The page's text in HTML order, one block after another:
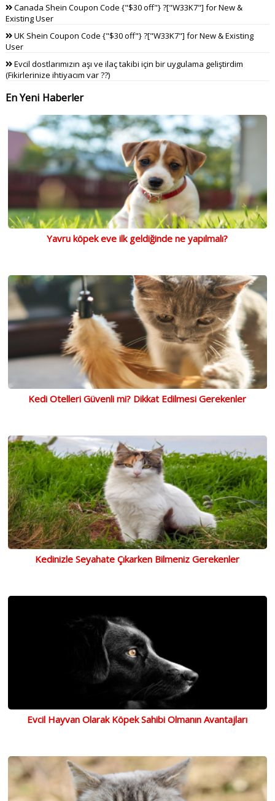
Canada Shein Coupon Code {"$30 off"} ?["W33K7"] for New &
Existing User
UK Shein Coupon Code {"$30 off"} ?["W33K7"] for New & Existing
User
Evcil dostlarımızın aşı ve ilaç takibi için bir uygulama geliştirdim
(Fikirlerinize ihtiyacım var ??)
En Yeni Haberler
Yavru köpek eve ilk geldiğinde ne yapılmalı?
Kedi Otelleri Güvenli mi? Dikkat Edilmesi Gerekenler
Kedinizle Seyahate Çıkarken Bilmeniz Gerekenler
Evcil Hayvan Olarak Köpek Sahibi Olmanın Avantajları